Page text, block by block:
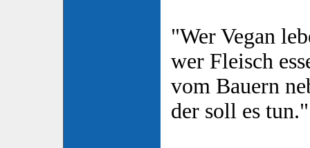
"Wer Vegan
wer Fleisch
vom Bauern
der soll es tun."